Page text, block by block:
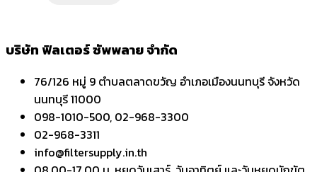
บริษัท ฟิลเตอร์ ซัพพลาย จำกัด
76/126 หมู่ 9 ตำบลตลาดขวัญ อำเภอเมืองนนทบุรี จังหวัด
นนทบุรี 11000
098-1010-500, 02-968-3300
02-968-3311
info@filtersupply.in.th